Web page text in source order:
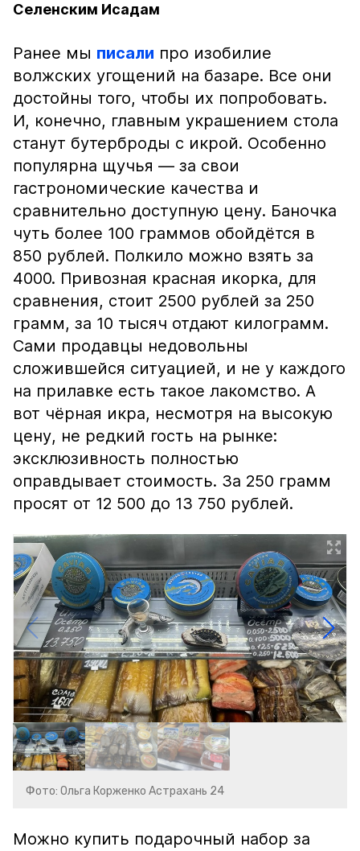
Селенским Исадам
Ранее мы писали про изобилие
волжских угощений на базаре. Все они
достойны того, чтобы их попробовать.
И, конечно, главным украшением стола
станут бутерброды с икрой. Особенно
популярна щучья — за свои
гастрономические качества и
сравнительно доступную цену. Баночка
чуть более 100 граммов обойдётся в
850 рублей. Полкило можно взять за
4000. Привозная красная икорка, для
сравнения, стоит 2500 рублей за 250
грамм, за 10 тысяч отдают килограмм.
Сами продавцы недовольны
сложившейся ситуацией, и не у каждого
на прилавке есть такое лакомство. А
вот чёрная икра, несмотря на высокую
цену, не редкий гость на рынке:
эксклюзивность полностью
оправдывает стоимость. За 250 грамм
просят от 12 500 до 13 750 рублей.
Фото: Ольга Корженко Астрахань 24
Можно купить подарочный набор за